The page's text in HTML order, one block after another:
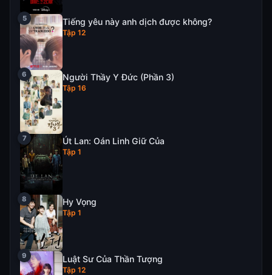
Tiếng yêu này anh dịch được không?
Tập 12
Người Thầy Y Đức (Phần 3)
Tập 16
Út Lan: Oán Linh Giữ Của
Tập 1
Hy Vọng
Tập 1
Luật Sư Của Thần Tượng
Tập 12